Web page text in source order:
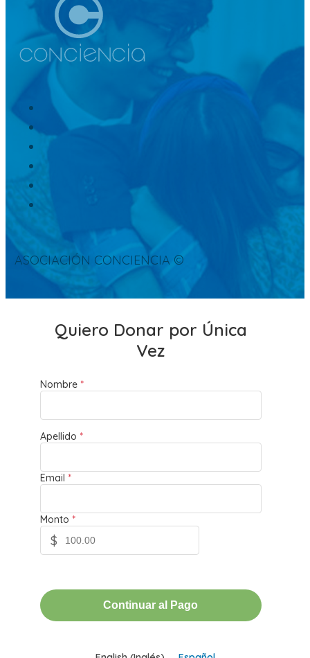
ASOCIACIÓN CONCIENCIA ©
Quiero Donar por Única
Vez
Nombre *
Apellido *
Email *
Monto *
$
Continuar al Pago